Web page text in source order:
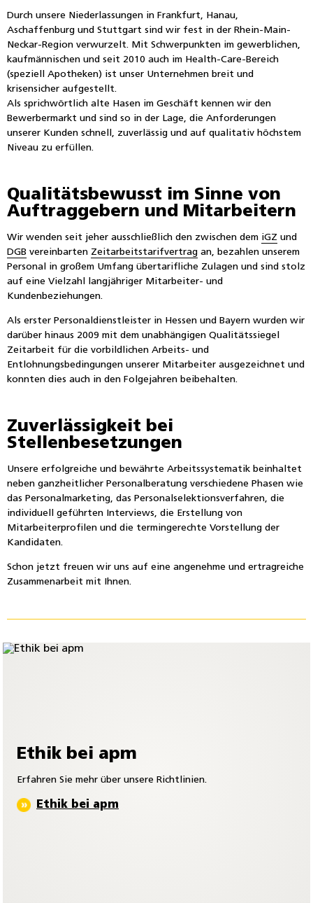
Durch unsere Niederlassungen in Frankfurt, Hanau,
Aschaffenburg und Stuttgart sind wir fest in der Rhein-Main-
Neckar-Region verwurzelt. Mit Schwerpunkten im gewerblichen,
kaufmännischen und seit 2010 auch im Health-Care-Bereich
(speziell Apotheken) ist unser Unternehmen breit und
krisensicher aufgestellt.
Als sprichwörtlich alte Hasen im Geschäft kennen wir den
Bewerbermarkt und sind so in der Lage, die Anforderungen
unserer Kunden schnell, zuverlässig und auf qualitativ höchstem
Niveau zu erfüllen.
Qualitätsbewusst im Sinne von
Auftraggebern und Mitarbeitern
Wir wenden seit jeher ausschließlich den zwischen dem iGZ und
DGB vereinbarten Zeitarbeitstarifvertrag an, bezahlen unserem
Personal in großem Umfang übertarifliche Zulagen und sind stolz
auf eine Vielzahl langjähriger Mitarbeiter- und
Kundenbeziehungen.
Als erster Personaldienstleister in Hessen und Bayern wurden wir
darüber hinaus 2009 mit dem unabhängigen Qualitätssiegel
Zeitarbeit für die vorbildlichen Arbeits- und
Entlohnungsbedingungen unserer Mitarbeiter ausgezeichnet und
konnten dies auch in den Folgejahren beibehalten.
Zuverlässigkeit bei
Stellenbesetzungen
Unsere erfolgreiche und bewährte Arbeitssystematik beinhaltet
neben ganzheitlicher Personalberatung verschiedene Phasen wie
das Personalmarketing, das Personalselektionsverfahren, die
individuell geführten Interviews, die Erstellung von
Mitarbeiterprofilen und die termingerechte Vorstellung der
Kandidaten.
Schon jetzt freuen wir uns auf eine angenehme und ertragreiche
Zusammenarbeit mit Ihnen.
Ethik bei apm
Erfahren Sie mehr über unsere Richtlinien.
Ethik bei apm